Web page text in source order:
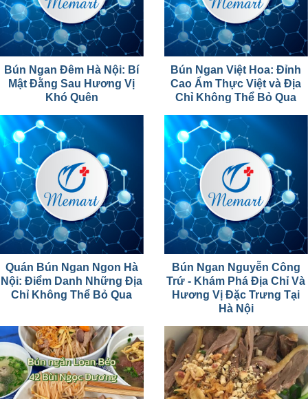
Bún Ngan Đêm Hà Nội: Bí
Mật Đằng Sau Hương Vị
Khó Quên
Bún Ngan Việt Hoa: Đỉnh
Cao Ẩm Thực Việt và Địa
Chỉ Không Thể Bỏ Qua
Quán Bún Ngan Ngon Hà
Nội: Điểm Danh Những Địa
Chỉ Không Thể Bỏ Qua
Bún Ngan Nguyễn Công
Trứ - Khám Phá Địa Chỉ Và
Hương Vị Đặc Trưng Tại
Hà Nội